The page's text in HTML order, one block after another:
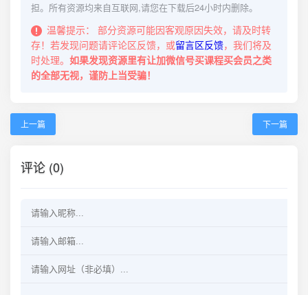
担。所有资源均来自互联网,请您在下载后24小时内删除。
温馨提示：
部分资源可能因客观原因失效，请及时转
存！若发现问题请评论区反馈，或留言区反馈，我们将及
时处理。 如果发现资源里有让加微信号买课程买会员之类
的全部无视，谨防上当受骗！
上一篇 下一篇
评论 (0)